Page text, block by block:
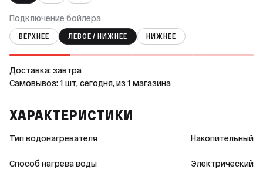
Подключение бойлера
ВЕРХНЕЕ ЛЕВОЕ / НИЖНЕЕ НИЖНЕЕ
Доставка: завтра
Самовывоз: 1 шт, сегодня, из 1 магазина
ХАРАКТЕРИСТИКИ
Тип водонагревателя Накопительный
Способ нагрева воды Электрический